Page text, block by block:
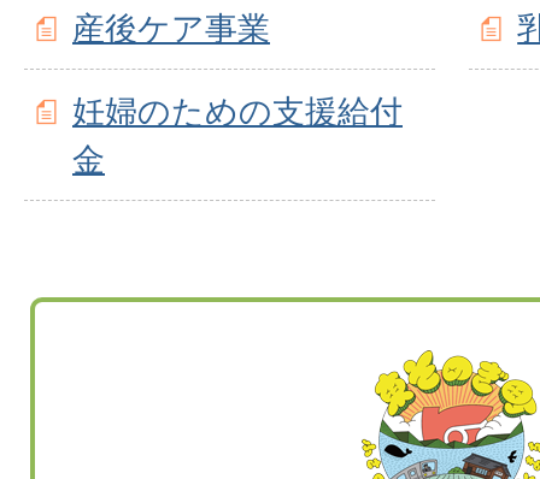
産後ケア事業
妊婦のための支援給付
金